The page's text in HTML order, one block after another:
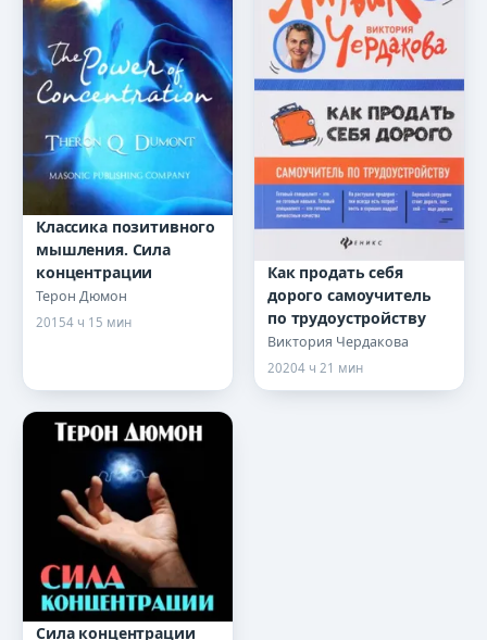
Классика позитивного
мышления. Сила
концентрации
Терон Дюмон
20154 ч 15 мин
Как продать себя
дорого самоучитель
по трудоустройству
Виктория Чердакова
20204 ч 21 мин
Сила концентрации